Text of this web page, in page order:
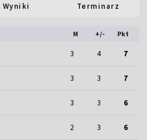
Wyniki Terminarz
M +/- Pkt
3 4 7
3 3 7
3 3 6
2 3 6